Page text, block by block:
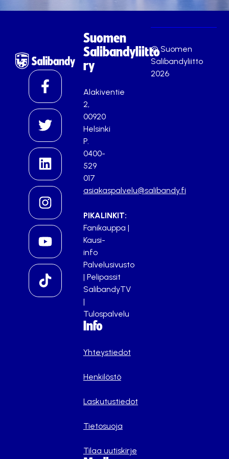
Suomen
Salibandyliitto
ry
Alakiventie
2,
00920
Helsinki
P.
0400-
529
017
asiakaspalvelu@salibandy.fi
PIKALINKIT:
Fanikauppa |
Kausi-
info
Palvelusivusto
| Pelipassit
SalibandyTV
|
Tulospalvelu
Info
Yhteystiedot
Henkilöstö
Laskutustiedot
Tietosuoja
Tilaa uutiskirje
© Suomen
Salibandyliitto
2026